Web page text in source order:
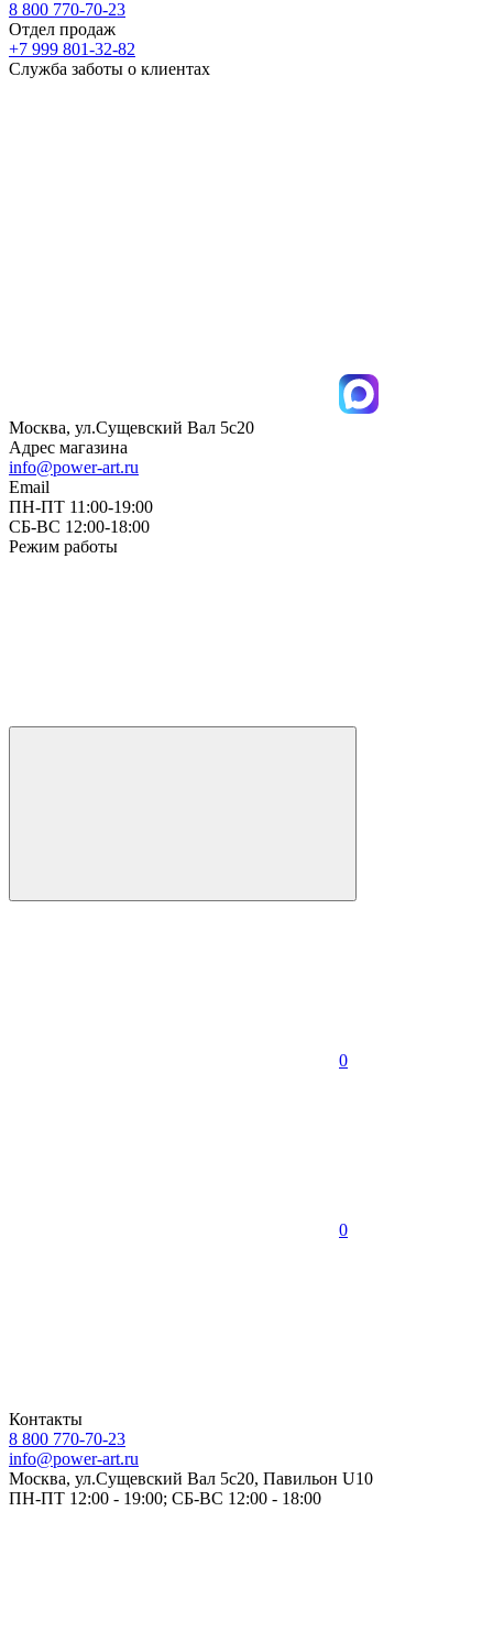
8 800 770-70-23
Отдел продаж
+7 999 801-32-82
Служба заботы о клиентах
Москва, ул.Сущевский Вал 5с20
Адрес магазина
info@power-art.ru
Email
ПН-ПТ 11:00-19:00
СБ-ВС 12:00-18:00
Режим работы
0
0
Контакты
8 800 770-70-23
info@power-art.ru
Москва, ул.Сущевский Вал 5с20, Павильон U10
ПН-ПТ 12:00 - 19:00; СБ-ВС 12:00 - 18:00